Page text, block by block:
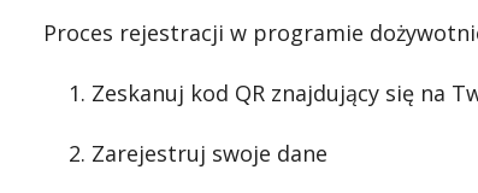
Proces rejestracji w programie
Zeskanuj kod QR znajdujący się na
Zarejestruj swoje dane